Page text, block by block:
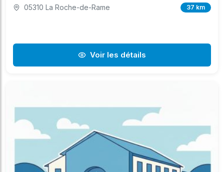
05310 La Roche-de-Rame 37 km
Voir les détails